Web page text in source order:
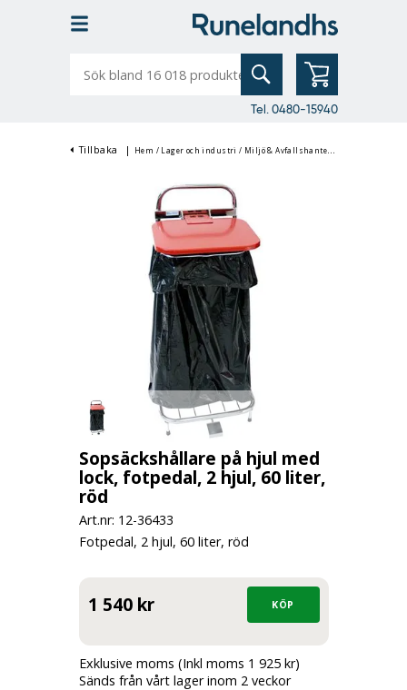
bland
Tel. 0480-15940
Tillbaka | Hem / Lager och industri / Miljö & Avfallshantering
Sopsäckshållare på hjul med
lock, fotpedal, 2 hjul, 60 liter,
röd
Art.nr: 12-36433
Fotpedal, 2 hjul, 60 liter, röd
1 540 kr
Exklusive moms (Inkl moms 1 925 kr)
Sänds från vårt lager inom 2 veckor